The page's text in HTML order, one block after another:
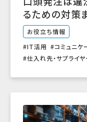
るための対策
お役立ち情報
IT活用
コミュニケ
仕入れ先・サプライヤ